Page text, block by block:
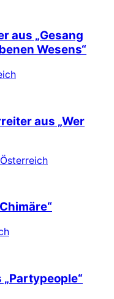
aus „Gesang
Wesens“
aus „Wer